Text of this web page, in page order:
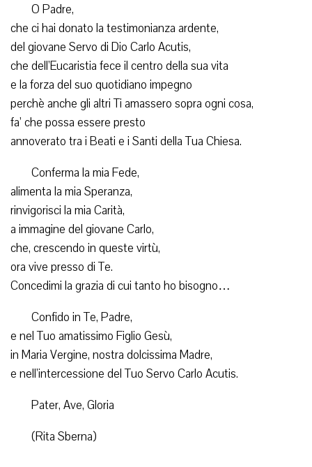
O Padre,
che ci hai donato la testimonianza ardente,
del giovane Servo di Dio Carlo Acutis,
che dell’Eucaristia fece il centro della sua vita
e la forza del suo quotidiano impegno
perchè anche gli altri Ti amassero sopra ogni cosa,
fa’ che possa essere presto
annoverato tra i Beati e i Santi della Tua Chiesa.
Conferma la mia Fede,
alimenta la mia Speranza,
rinvigorisci la mia Carità,
a immagine del giovane Carlo,
che, crescendo in queste virtù,
ora vive presso di Te.
Concedimi la grazia di cui tanto ho bisogno…
Confido in Te, Padre,
e nel Tuo amatissimo Figlio Gesù,
in Maria Vergine, nostra dolcissima Madre,
e nell’intercessione del Tuo Servo Carlo Acutis.
Pater, Ave, Gloria
(Rita Sberna)